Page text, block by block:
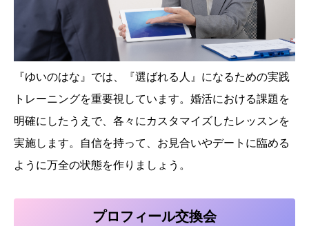
『ゆいのはな』では、『選ばれる人』になるための実践
トレーニングを重要視しています。婚活における課題を
明確にしたうえで、各々にカスタマイズしたレッスンを
実施します。自信を持って、お見合いやデートに臨める
ように万全の状態を作りましょう。
プロフィール交換会